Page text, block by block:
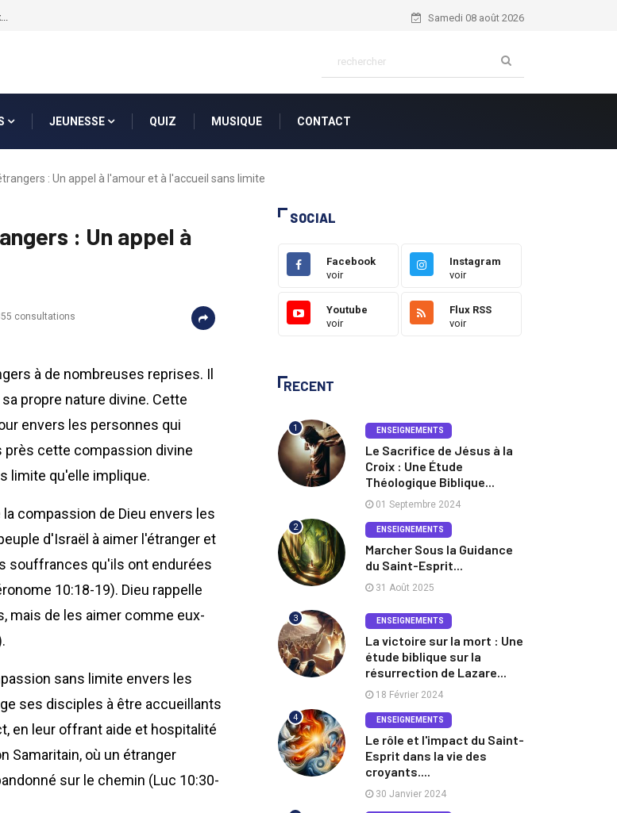
Nahum 1:7...
Samedi 08 août 2026
JEUNESSE QUIZ MUSIQUE CONTACT
: Un appel à l'amour et à l'accueil sans limite
: Un appel à
consultations
à de nombreuses reprises. Il
propre nature divine. Cette
envers les personnes qui
près cette compassion divine
limite qu'elle implique.
compassion de Dieu envers les
d'Israël à aimer l'étranger et
souffrances qu'ils ont endurées
10:18-19). Dieu rappelle
mais de les aimer comme eux-
sans limite envers les
ses disciples à être accueillants
en leur offrant aide et hospitalité
Samaritain, où un étranger
sur le chemin (Luc 10:30-
SOCIAL
Facebook
voir
Instagram
voir
Youtube
voir
Flux RSS
voir
RECENT
1 ENSEIGNEMENTS
Le Sacrifice de Jésus à la
Croix : Une Étude
Théologique Biblique...
01 Septembre 2024
2 ENSEIGNEMENTS
Marcher Sous la Guidance
du Saint-Esprit...
31 Août 2025
3 ENSEIGNEMENTS
La victoire sur la mort : Une
étude biblique sur la
résurrection de Lazare...
18 Février 2024
4 ENSEIGNEMENTS
Le rôle et l'impact du Saint-
Esprit dans la vie des
croyants....
30 Janvier 2024